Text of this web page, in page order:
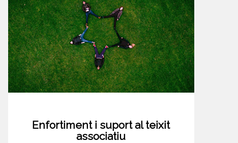
Enfortiment i suport al teixit
associatiu